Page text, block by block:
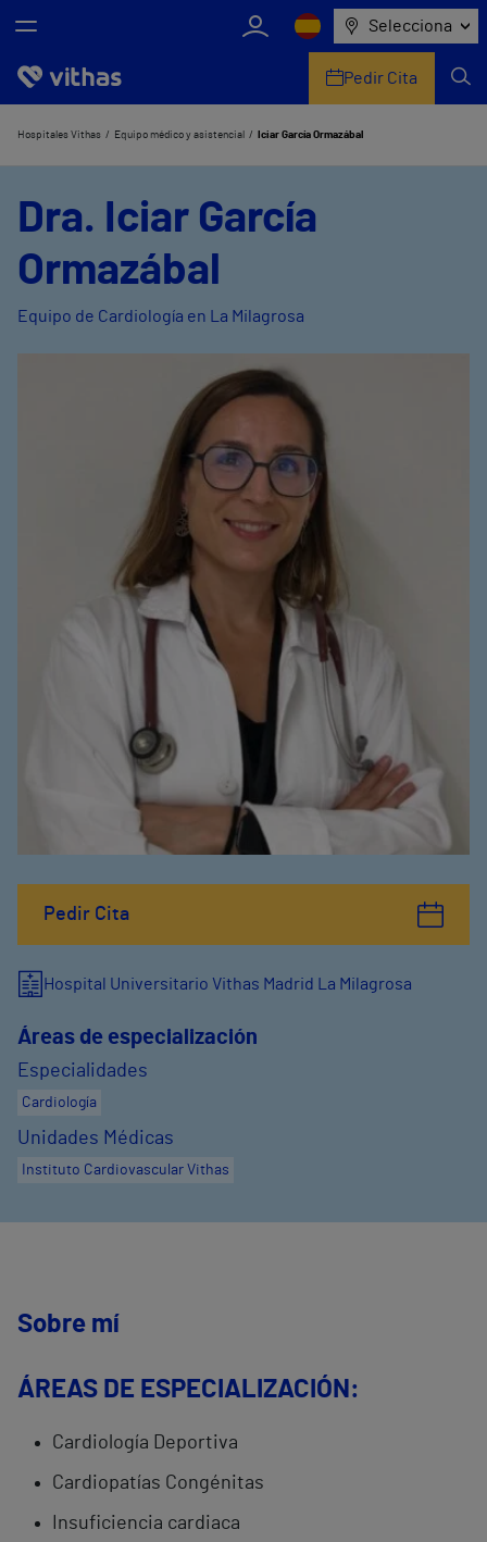
Selecciona
Nosotros
Pedir Cita
Hospitales Vithas Equipo médico y asistencial Iciar García Ormazábal
Pedir Cita
Dra. Iciar García
Ormazábal
Equipo de Cardiología en La Milagrosa
Hospital Universitario Vithas Madrid La Milagrosa
Áreas de especialización
Especialidades
Cardiología
Unidades Médicas
Instituto Cardiovascular Vithas
Sobre mí
ÁREAS DE ESPECIALIZACIÓN:
Cardiología Deportiva
Cardiopatías Congénitas
Insuficiencia cardiaca